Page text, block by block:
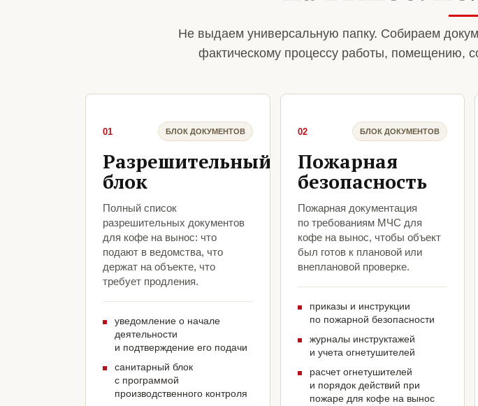
Не выдаем универсальную папку. Собираем
фактическому процессу работы, помещению,
01 БЛОК ДОКУМЕНТОВ
Разрешительный
блок
Полный список
разрешительных документов
для кофе на вынос: что
подают в ведомства, что
держат на объекте, что
требует продления.
уведомление о начале
деятельности
и подтверждение его подачи
санитарный блок
с программой
производственного контроля
02 БЛОК ДОКУМЕНТОВ
Пожарная
безопасность
Пожарная документация
по требованиям МЧС для
кофе на вынос, чтобы объект
был готов к плановой или
внеплановой проверке.
приказы и инструкции
по пожарной безопасности
журналы инструктажей
и учета огнетушителей
расчет огнетушителей
и порядок действий при
пожаре для кофе на вынос